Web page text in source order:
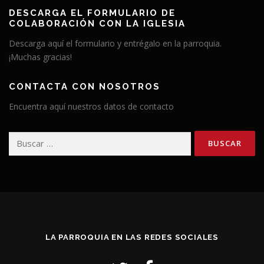
DESCARGA EL FORMULARIO DE
COLABORACIÓN CON LA IGLESIA
Descarga aquí el formulario y entrégalo en la parroquia.
¡Muchas gracias!
CONTACTA CON NOSOTROS
Encuentra aquí nuestros datos de contacto
LA PARROQUIA EN LAS REDES SOCIALES